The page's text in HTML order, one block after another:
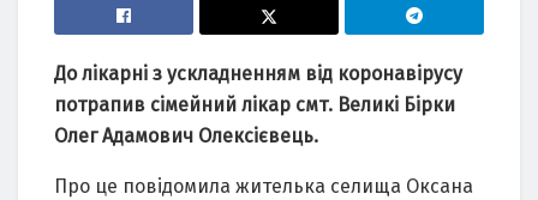
До лікарні з ускладненням від коронавірусу
потрапив сімейний лікар смт. Великі Бірки
Олег Адамович Олексієвець.
Про це повідомила жителька селища Оксана